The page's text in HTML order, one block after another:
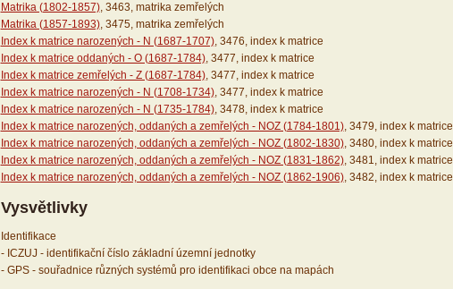
Matrika (1802-1857), 3463, matrika zemřelých
Matrika (1857-1893), 3475, matrika zemřelých
Index k matrice narozených - N (1687-1707), 3476, index k matrice
Index k matrice oddaných - O (1687-1784), 3477, index k matrice
Index k matrice zemřelých - Z (1687-1784), 3477, index k matrice
Index k matrice narozených - N (1708-1734), 3477, index k matrice
Index k matrice narozených - N (1735-1784), 3478, index k matrice
Index k matrice narozených, oddaných a zemřelých - NOZ (1784-1801), 3479, index k matrice
Index k matrice narozených, oddaných a zemřelých - NOZ (1802-1830), 3480, index k matrice
Index k matrice narozených, oddaných a zemřelých - NOZ (1831-1862), 3481, index k matrice
Index k matrice narozených, oddaných a zemřelých - NOZ (1862-1906), 3482, index k matrice
Vysvětlivky
Identifikace
- ICZUJ - identifikační číslo základní územní jednotky
- GPS - souřadnice různých systémů pro identifikaci obce na mapách